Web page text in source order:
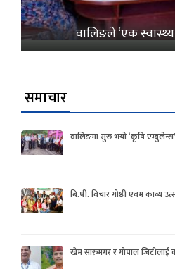
वालिङले ‘एक
समाचार
वालिङमा सुरु भयो ‘कृषि
बि.पी. विचार गोष्ठी एवम काव्य
खेम सारुमगर र गोपाल जिटीलाई